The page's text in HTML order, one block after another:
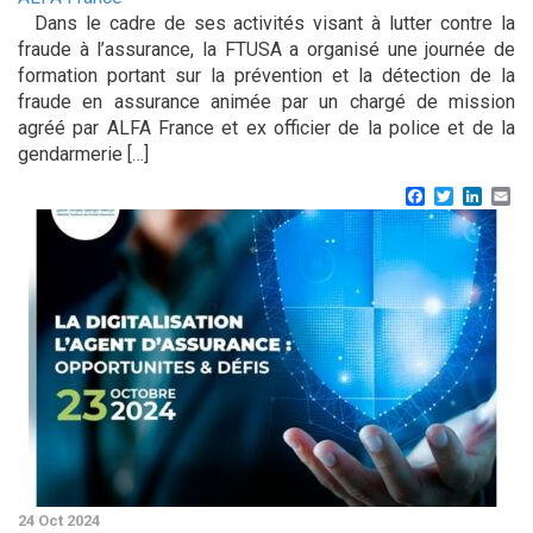
Dans le cadre de ses activités visant à lutter contre la
fraude à l’assurance, la FTUSA a organisé une journée de
formation portant sur la prévention et la détection de la
fraude en assurance animée par un chargé de mission
agréé par ALFA France et ex officier de la police et de la
gendarmerie […]
Facebook
Twitter
24 Oct 2024